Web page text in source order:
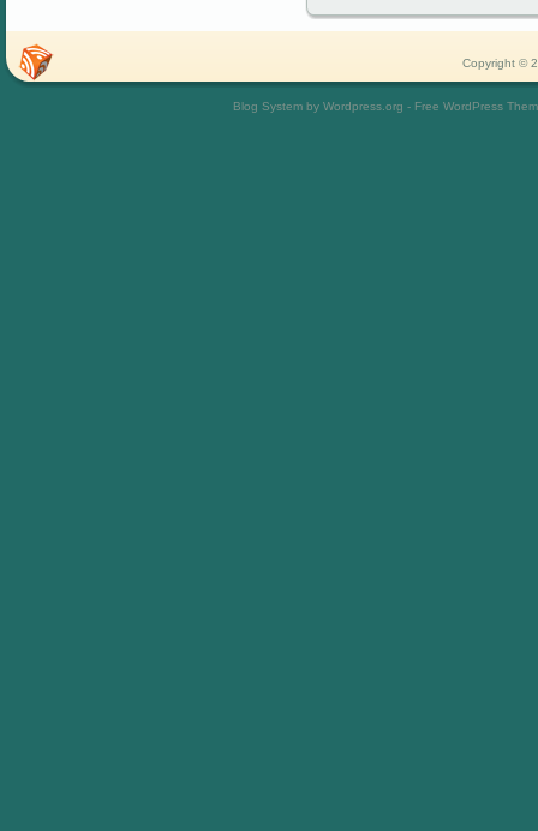
Copyright ©
Blog System by Wordpress.org - Free WordPress